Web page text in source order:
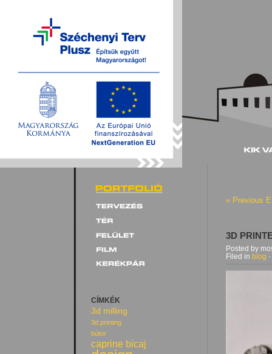
« Previous
3D
Posted by
Filed in blog ·
CÍMKÉK
3d milling
3d printing
bútor
caprine bicaj